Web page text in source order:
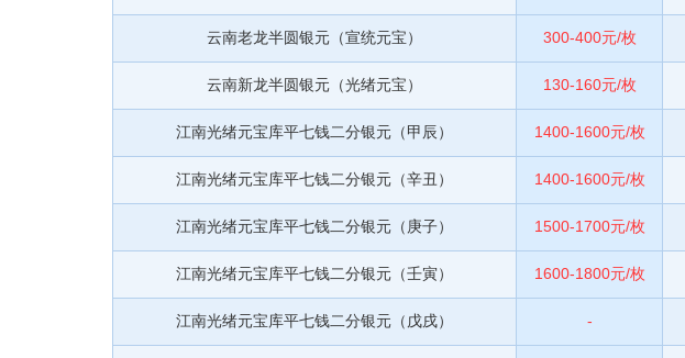
云南老龙半圆银元（宣统元宝） 300-400元/枚
云南新龙半圆银元（光绪元宝） 130-160元/枚
江南光绪元宝库平七钱二分银元（甲辰） 1400-1600元/枚
江南光绪元宝库平七钱二分银元（辛丑） 1400-1600元/枚
江南光绪元宝库平七钱二分银元（庚子） 1500-1700元/枚
江南光绪元宝库平七钱二分银元（壬寅） 1600-1800元/枚
江南光绪元宝库平七钱二分银元（戊戌） -